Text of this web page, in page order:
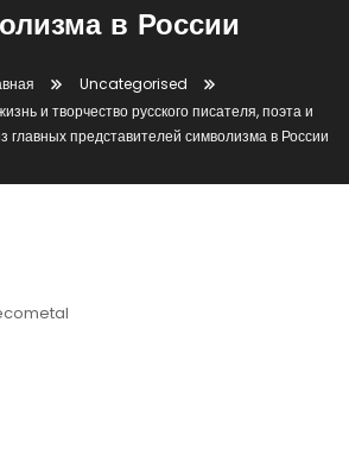
в России
Uncategorised
и творчество русского писателя, поэта и
главных представителей символизма в России